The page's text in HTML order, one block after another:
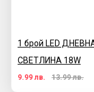
1 брой LED
СВЕТЛИНА 18W
9.99 лв. 13.99 лв.